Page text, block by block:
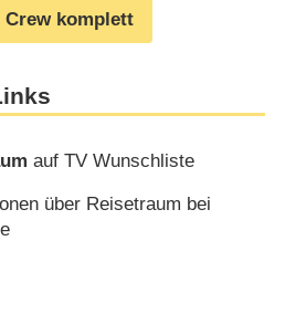
Crew komplett
auf TV Wunschliste
über Reisetraum bei